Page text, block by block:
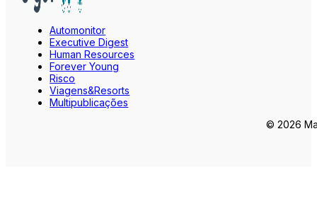
Automonitor
Executive Digest
Human Resources
Forever Young
Risco
Viagens&Resorts
Multipublicações
© 2026